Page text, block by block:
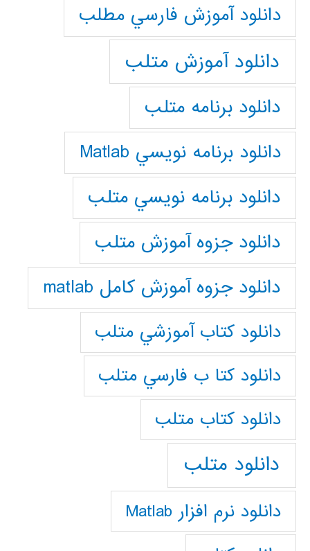
دانلود آموزش فارسي مطلب
دانلود آموزش متلب
دانلود برنامه متلب
دانلود برنامه نويسي Matlab
دانلود برنامه نويسي متلب
دانلود جزوه آموزش متلب
دانلود جزوه آموزش کامل matlab
دانلود كتاب آموزشي متلب
دانلود كتا ب فارسي متلب
دانلود كتاب متلب
دانلود متلب
دانلود نرم افزار Matlab